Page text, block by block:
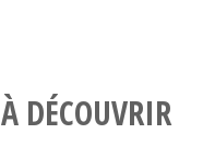
À DÉCOUVRIR